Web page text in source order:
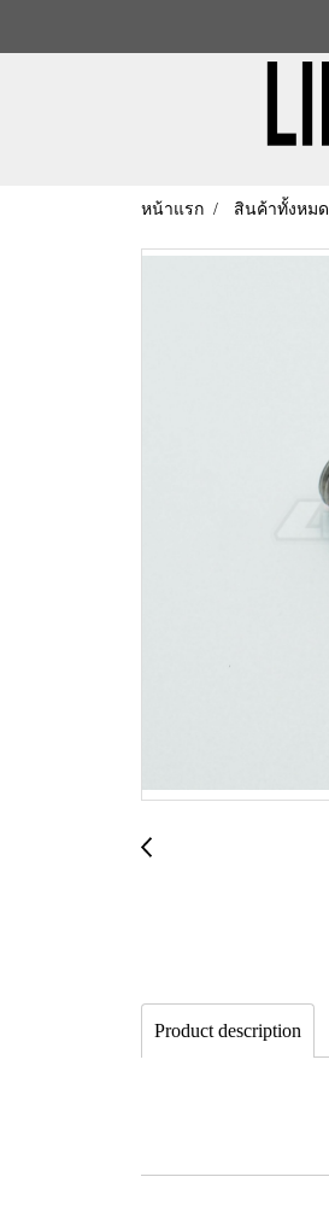
หน้าแรก สินค้าทั้งหมด
Product description